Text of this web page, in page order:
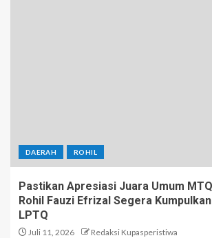
DAERAH ROHIL
Pastikan Apresiasi Juara Umum
Rohil Fauzi Efrizal Segera
LPTQ
Juli 11, 2026 Redaksi Kupasperistiwa